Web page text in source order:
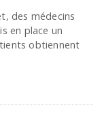
des médecins
en place un
obtiennent